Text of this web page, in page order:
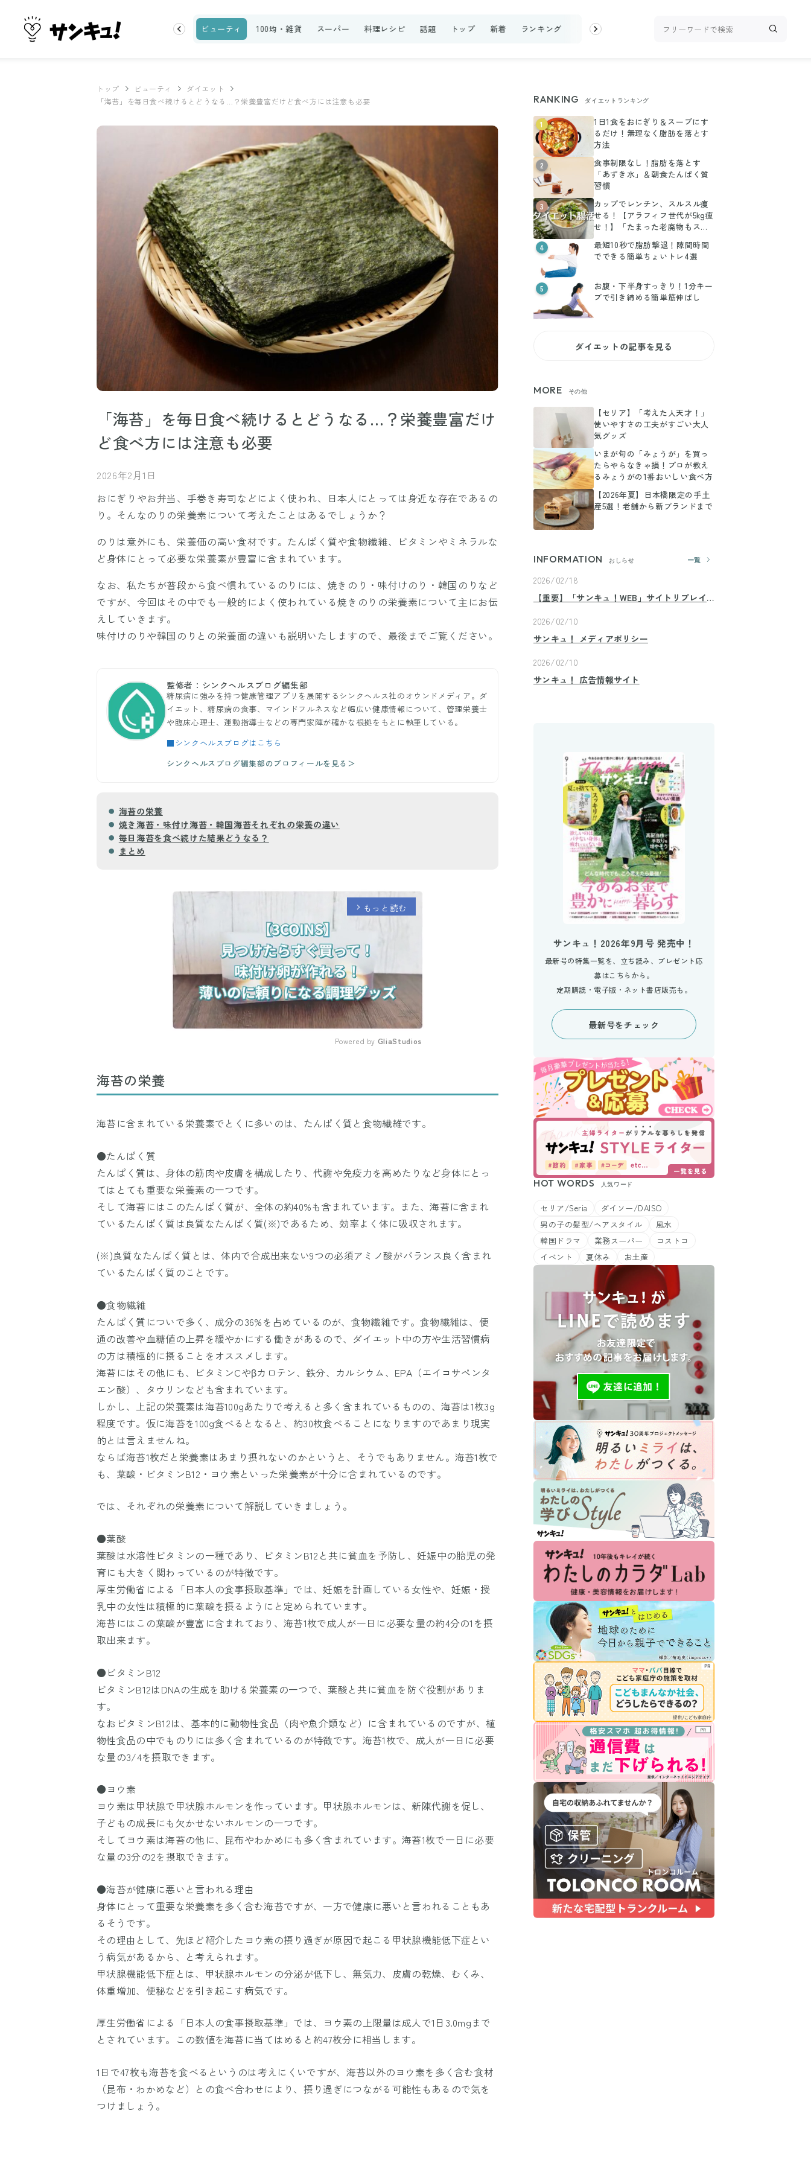
ランキング お金 家事テク 収納・片付け ビューティ 100均・雑貨 スーパー 料理レシピ 話題 トップ 新着 ランキング お金 収納・片付け ビューティ 100均・
トップ ビューティ
ダイエット
「海苔」を毎日食べ続けるとどうなる…？栄養豊富だけど食べ方には注意も必要
「海苔」を毎日食べ続けるとどうなる…？栄養豊富だけ
ど食べ方には注意も必要
2026年2月1日
おにぎりやお弁当、手巻き寿司などによく使われ、日本人にとっては身近な存在であるの
り。そんなのりの栄養素について考えたことはあるでしょうか？
のりは意外にも、栄養価の高い食材です。たんぱく質や食物繊維、ビタミンやミネラルな
ど身体にとって必要な栄養素が豊富に含まれています。
なお、私たちが普段から食べ慣れているのりには、焼きのり・味付けのり・韓国のりなど
ですが、今回はその中でも一般的によく使われている焼きのりの栄養素について主にお伝
えしていきます。
味付けのりや韓国のりとの栄養面の違いも説明いたしますので、最後までご覧ください。
監修者：シンクヘルスブログ編集部
糖尿病に強みを持つ健康管理アプリを展開するシンクヘルス社のオウンドメディア。ダ
イエット、糖尿病の食事、マインドフルネスなど幅広い健康情報について、管理栄養士
や臨床心理士、運動指導士などの専門家陣が確かな根拠をもとに執筆している。
■シンクヘルスブログはこちら
シンクヘルスブログ編集部のプロフィールを見る＞
海苔の栄養
焼き海苔・味付け海苔・韓国海苔それぞれの栄養の違い
毎日海苔を食べ続けた結果どうなる？
まとめ
arrow_forward_ios もっと読む
Powered by GliaStudios
海苔の栄養
海苔に含まれている栄養素でとくに多いのは、たんぱく質と食物繊維です。
●たんぱく質
たんぱく質は、身体の筋肉や皮膚を構成したり、代謝や免疫力を高めたりなど身体にとっ
てはとても重要な栄養素の一つです。
そして海苔にはこのたんぱく質が、全体の約40%も含まれています。また、海苔に含まれ
ているたんぱく質は良質なたんぱく質(※)であるため、効率よく体に吸収されます。
(※)良質なたんぱく質とは、体内で合成出来ない9つの必須アミノ酸がバランス良く含まれ
ているたんぱく質のことです。
●食物繊維
たんぱく質についで多く、成分の36%を占めているのが、食物繊維です。食物繊維は、便
通の改善や血糖値の上昇を緩やかにする働きがあるので、ダイエット中の方や生活習慣病
の方は積極的に摂ることをオススメします。
海苔にはその他にも、ビタミンCやβカロテン、鉄分、カルシウム、EPA（エイコサペンタ
エン酸）、タウリンなども含まれています。
しかし、上記の栄養素は海苔100gあたりで考えると多く含まれているものの、海苔は1枚3g
程度です。仮に海苔を100g食べるとなると、約30枚食べることになりますのであまり現実
的とは言えませんね。
ならば海苔1枚だと栄養素はあまり摂れないのかというと、そうでもありません。海苔1枚で
も、葉酸・ビタミンB12・ヨウ素といった栄養素が十分に含まれているのです。
では、それぞれの栄養素について解説していきましょう。
●葉酸
葉酸は水溶性ビタミンの一種であり、ビタミンB12と共に貧血を予防し、妊娠中の胎児の発
育にも大きく関わっているのが特徴です。
厚生労働省による「日本人の食事摂取基準」では、妊娠を計画している女性や、妊娠・授
乳中の女性は積極的に葉酸を摂るようにと定められています。
海苔にはこの葉酸が豊富に含まれており、海苔1枚で成人が一日に必要な量の約4分の1を摂
取出来ます。
●ビタミンB12
ビタミンB12はDNAの生成を助ける栄養素の一つで、葉酸と共に貧血を防ぐ役割がありま
す。
なおビタミンB12は、基本的に動物性食品（肉や魚介類など）に含まれているのですが、植
物性食品の中でものりには多く含まれているのが特徴です。海苔1枚で、成人が一日に必要
な量の3/4を摂取できます。
●ヨウ素
ヨウ素は甲状腺で甲状腺ホルモンを作っています。甲状腺ホルモンは、新陳代謝を促し、
子どもの成長にも欠かせないホルモンの一つです。
そしてヨウ素は海苔の他に、昆布やわかめにも多く含まれています。海苔1枚で一日に必要
な量の3分の2を摂取できます。
●海苔が健康に悪いと言われる理由
身体にとって重要な栄養素を多く含む海苔ですが、一方で健康に悪いと言われることもあ
るそうです。
その理由として、先ほど紹介したヨウ素の摂り過ぎが原因で起こる甲状腺機能低下症とい
う病気があるから、と考えられます。
甲状腺機能低下症とは、甲状腺ホルモンの分泌が低下し、無気力、皮膚の乾燥、むくみ、
体重増加、便秘などを引き起こす病気です。
厚生労働省による「日本人の食事摂取基準」では、ヨウ素の上限量は成人で1日3.0mgまで
とされています。この数値を海苔に当てはめると約47枚分に相当します。
1日で47枚も海苔を食べるというのは考えにくいですが、海苔以外のヨウ素を多く含む食材
（昆布・わかめなど）との食べ合わせにより、摂り過ぎにつながる可能性もあるので気を
つけましょう。
RANKING ダイエットランキング
1
1日1食をおにぎり＆スープにす
るだけ！無理なく脂肪を落とす
方法
2
食事制限なし！脂肪を落とす
「あずき水」＆朝食たんぱく質
習慣
3
カップでレンチン、スルスル痩
せる！【アラフィフ世代が5kg痩
せ！】「たまった老廃物もスッ
4
最短10秒で脂肪撃退！隙間時間
でできる簡単ちょいトレ4選
5
お腹・下半身すっきり！1分キー
プで引き締める簡単筋伸ばし
ダイエットの記事を見る
MORE その他
【セリア】「考えた人天才！」
使いやすさの工夫がすごい大人
気グッズ
いまが旬の「みょうが」を買っ
たらやらなきゃ損！プロが教え
るみょうがの1番おいしい食べ方
【2026年夏】日本橋限定の手土
産5選！老舗から新ブランドまで
INFORMATION おしらせ 一覧
2026/02/18
【重要】「サンキュ！WEB」サイトリプレイ
2026/02/10
サンキュ！ メディアポリシー
2026/02/10
サンキュ！ 広告情報サイト
サンキュ！2026年9月号 発売中！
最新号の特集一覧を、立ち読み、プレゼント応
募はこちらから。
定期購読・電子版・ネット書店販売も。
最新号をチェック
HOT WORDS 人気ワード
セリア/Seria
ダイソー/DAISO
男の子の髪型/ヘアスタイル
風水
韓国ドラマ
業務スーパー
コストコ
イベント
夏休み お土産